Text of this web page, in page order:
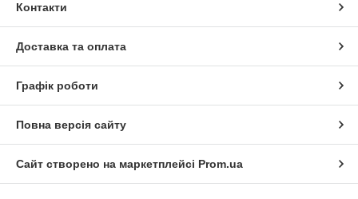
Контакти
Доставка та оплата
Графік роботи
Повна версія сайту
Сайт створено на маркетплейсі Prom.ua